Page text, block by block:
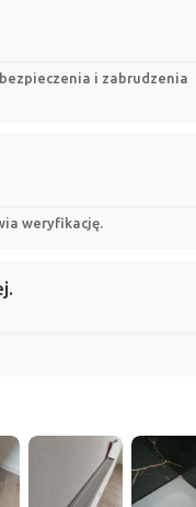
i zabrudzenia
weryfikację.